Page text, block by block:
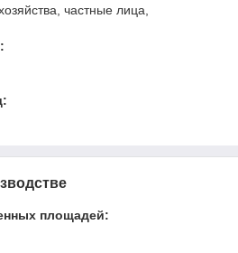
частные лица,
площадей: